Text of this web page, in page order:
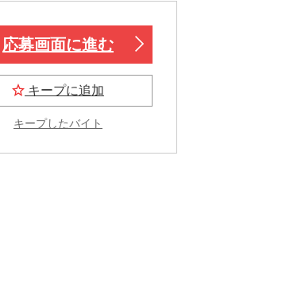
応募画面に進む
キープに追加
キープしたバイト